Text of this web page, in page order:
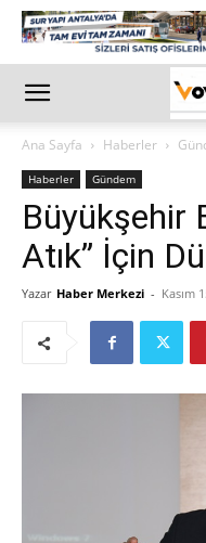
Ana Sayfa Haberler
Haberler Gündem
Büyükşehir
Atık” İçin
Yazar Haber Merkezi - Kasım